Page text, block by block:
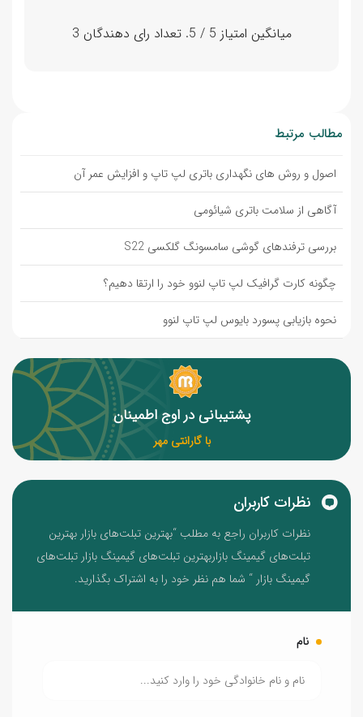
میانگین امتیاز 5 / 5. تعداد رای دهندگان 3
مطالب مرتبط
اصول و روش های نگهداری باتری لپ تاپ و افزایش عمر آن
آگاهی از سلامت باتری شیائومی
بررسی ترفندهای گوشی سامسونگ گلکسی S22
چگونه کارت گرافیک لپ تاپ لنوو خود را ارتقا دهیم؟
نحوه بازیابی پسورد بایوس لپ تاپ لنوو
پشتیبانی در اوج اطمینان
با گارانتی مهر
نظرات کاربران
نظرات کاربران راجع به مطلب “بهترین تبلت‌های بازار بهترین
تبلت‌های گیمینگ بازاربهترین تبلت‌های گیمینگ بازار تبلت‌های
گیمینگ بازار “ شما هم نظر خود را به اشتراک بگذارید.
نام